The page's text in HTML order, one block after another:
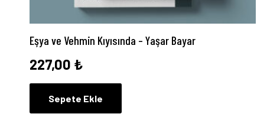
Eşya ve Vehmin Kıyısında – Yaşar Bayar
227,00 ₺
Sepete Ekle